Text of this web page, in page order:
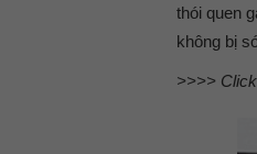
thói quen
không bị
>>>>